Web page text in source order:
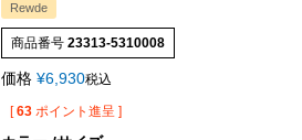
Rewde
商品番号 23313-5310008
価格 ¥6,930税込
[ 63 ポイント進呈 ]